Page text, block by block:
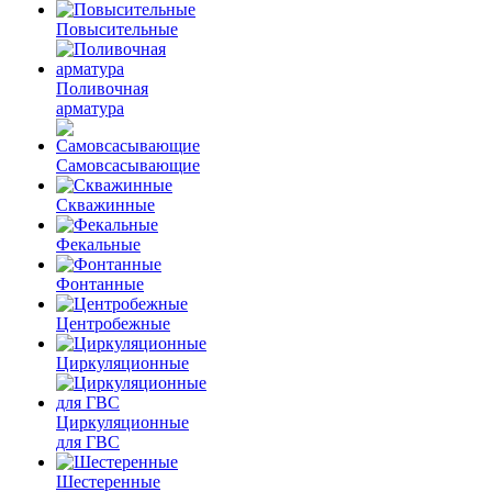
Повысительные
Поливочная
арматура
Самовсасывающие
Скважинные
Фекальные
Фонтанные
Центробежные
Циркуляционные
Циркуляционные
для ГВС
Шестеренные